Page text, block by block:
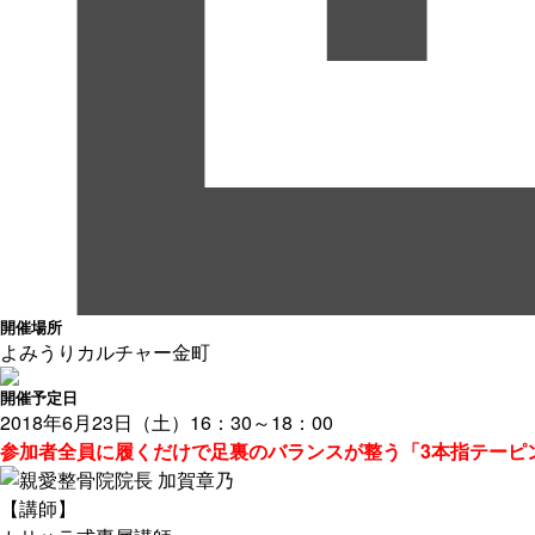
開催場所
よみうりカルチャー金町
開催予定日
2018年6月23日（土）16：30～18：00
参加者全員に履くだけで足裏のバランスが整う「3本指テーピ
【講師】